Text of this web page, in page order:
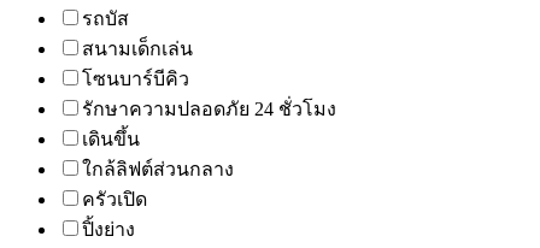
รถบัส
สนามเด็กเล่น
โซนบาร์บีคิว
รักษาความปลอดภัย 24 ชั่วโมง
เดินขึ้น
ใกล้ลิฟต์ส่วนกลาง
ครัวเปิด
ปิ้งย่าง